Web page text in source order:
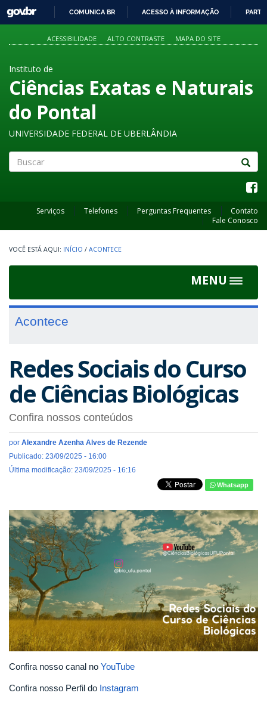
PARA
O
GOVBR
COMUNICA BR ACESSO À INFORMAÇÃO
ACESSIBILIDADE ALTO CONTRASTE MAPA DO SITE
Instituto de
Ciências Exatas e Naturais
do Pontal
UNIVERSIDADE FEDERAL DE UBERLÂNDIA
Serviços Telefones Perguntas Frequentes
Contato
Fale Conosco
INÍCIO / ACONTECE
MENU
Toggle
Acontece
Redes Sociais do Curso
de Ciências Biológicas
Confira nossos conteúdos
por Alexandre Azenha Alves de Rezende
Publicado: 23/09/2025 - 16:00
Última modificação: 23/09/2025 - 16:16
Whatsapp
Confira nosso canal no YouTube
Confira nosso Perfil do Instagram